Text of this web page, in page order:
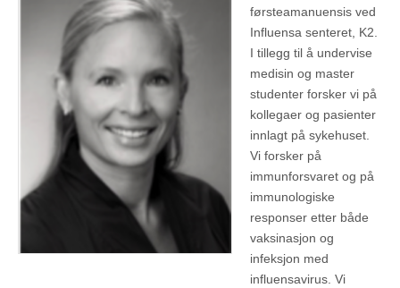
førsteamanuensis ved
Influensa senteret, K2.
I tillegg til å undervise
medisin og master
studenter forsker vi på
kollegaer og pasienter
innlagt på sykehuset.
Vi forsker på
immunforsvaret og på
immunologiske
responser etter både
vaksinasjon og
infeksjon med
influensavirus. Vi